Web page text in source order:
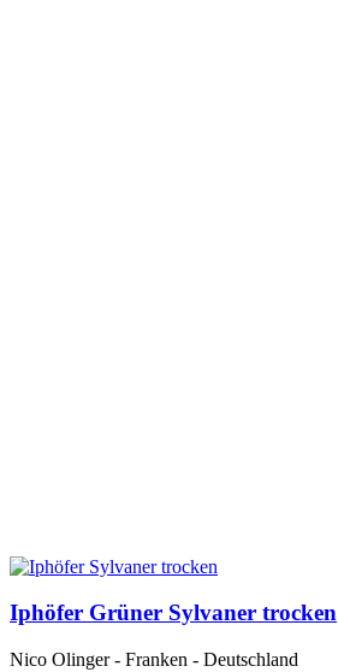
Iphöfer Grüner Sylvaner trocken
Nico Olinger - Franken - Deutschland